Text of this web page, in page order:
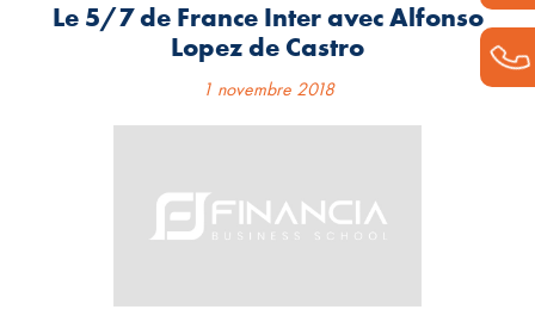
Le 5/7 de France Inter avec Alfonso
Lopez de Castro
1 novembre 2018